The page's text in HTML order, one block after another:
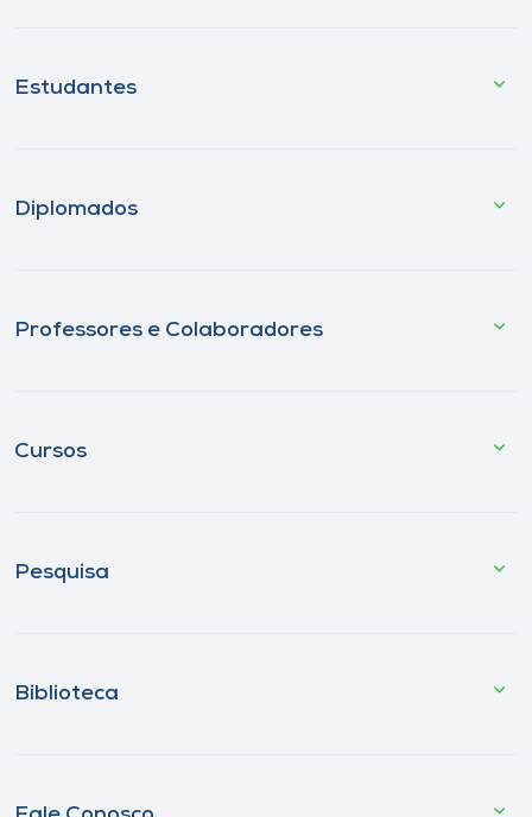
Estudantes
Diplomados
Professores e Colaboradores
Cursos
Pesquisa
Biblioteca